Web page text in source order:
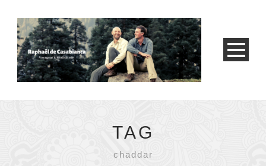
TAG
chaddar